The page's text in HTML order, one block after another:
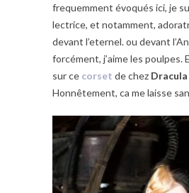
frequemment évoqués ici, je
lectrice, et notamment,
devant l’eternel. ou devant
forcément, j’aime les poulpes.
sur ce corset de chez
Honnêtement, ca me laisse